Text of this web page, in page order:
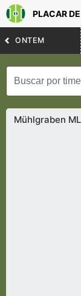
PLACAR
ONTEM
Mühlgraben